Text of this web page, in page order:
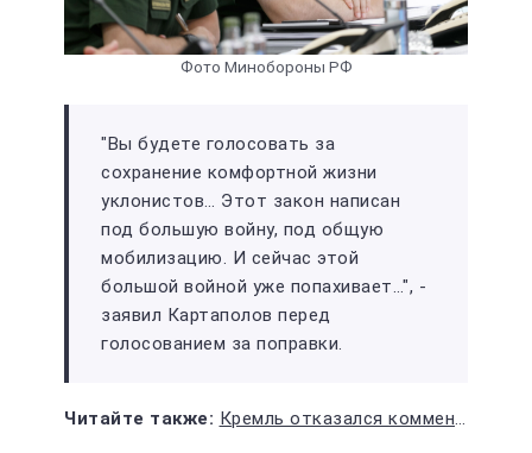
Фото Минобороны РФ
"Вы будете голосовать за
сохранение комфортной жизни
уклонистов… Этот закон написан
под большую войну, под общую
мобилизацию. И сейчас этой
большой войной уже попахивает…", -
заявил Картаполов перед
голосованием за поправки.
Кремль отказался комментировать проект изменения призывного возраста